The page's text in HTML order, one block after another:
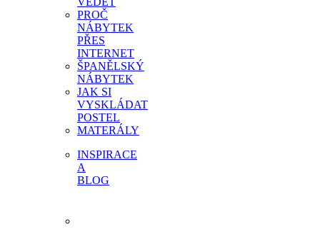
PROČ
NÁBYTEK
PŘES
INTERNET
ŠPANĚLSKÝ
NÁBYTEK
JAK SI
VYSKLÁDAT
POSTEL
MATERÁLY
INSPIRACE
A
BLOG